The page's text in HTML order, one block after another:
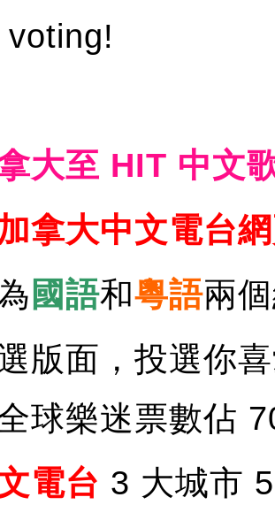
拿大至 HIT 中文
拿大中文電台
國語和粵語兩
版面，投選你
球樂迷票數佔
電台 3 大城市